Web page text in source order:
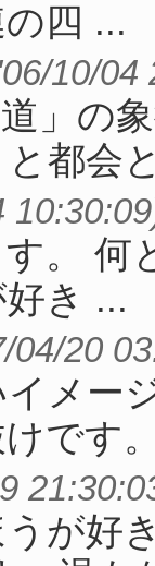
四 ...
10/04
」の
都会
。
き ...
04/20
メー
です
が好